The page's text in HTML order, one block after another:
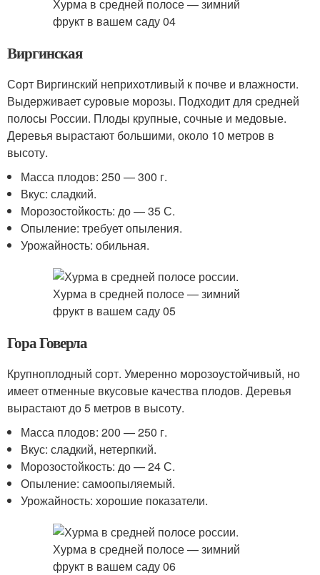
Виргинская
Сорт Виргинский неприхотливый к почве и влажности.
Выдерживает суровые морозы. Подходит для средней
полосы России. Плоды крупные, сочные и медовые.
Деревья вырастают большими, около 10 метров в
высоту.
Масса плодов: 250 — 300 г.
Вкус: сладкий.
Морозостойкость: до — 35 С.
Опыление: требует опыления.
Урожайность: обильная.
Гора Говерла
Крупноплодный сорт. Умеренно морозоустойчивый, но
имеет отменные вкусовые качества плодов. Деревья
вырастают до 5 метров в высоту.
Масса плодов: 200 — 250 г.
Вкус: сладкий, нетерпкий.
Морозостойкость: до — 24 С.
Опыление: самоопыляемый.
Урожайность: хорошие показатели.